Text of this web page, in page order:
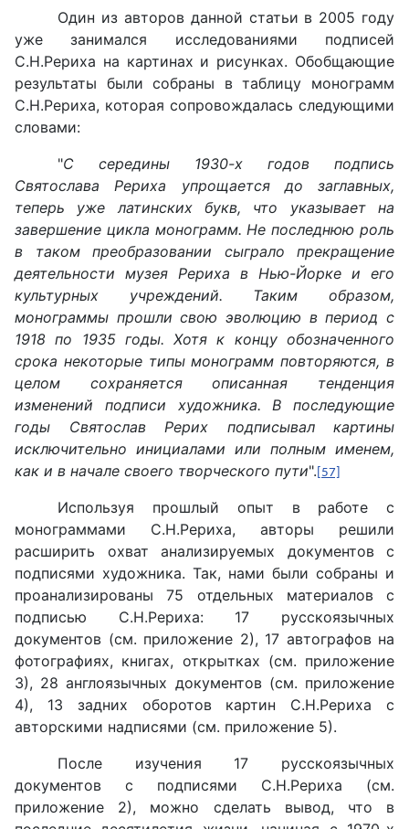
Один из авторов данной статьи в 2005 году
уже занимался исследованиями подписей
С.Н.Рериха на картинах и рисунках. Обобщающие
результаты были собраны в таблицу монограмм
С.Н.Рериха, которая сопровождалась следующими
словами:
"С середины 1930-х годов подпись
Святослава Рериха упрощается до заглавных,
теперь уже латинских букв, что указывает на
завершение цикла монограмм. Не последнюю роль
в таком преобразовании сыграло прекращение
деятельности музея Рериха в Нью-Йорке и его
культурных учреждений. Таким образом,
монограммы прошли свою эволюцию в период с
1918 по 1935 годы. Хотя к концу обозначенного
срока некоторые типы монограмм повторяются, в
целом сохраняется описанная тенденция
изменений подписи художника. В последующие
годы Святослав Рерих подписывал картины
исключительно инициалами или полным именем,
как и в начале своего творческого пути". [57]
Используя прошлый опыт в работе с
монограммами С.Н.Рериха, авторы решили
расширить охват анализируемых документов с
подписями художника. Так, нами были собраны и
проанализированы 75 отдельных материалов с
подписью С.Н.Рериха: 17 русскоязычных
документов (см. приложение 2), 17 автографов на
фотографиях, книгах, открытках (см. приложение
3), 28 англоязычных документов (см. приложение
4), 13 задних оборотов картин С.Н.Рериха с
авторскими надписями (см. приложение 5).
После изучения 17 русскоязычных
документов с подписями С.Н.Рериха (см.
приложение 2), можно сделать вывод, что в